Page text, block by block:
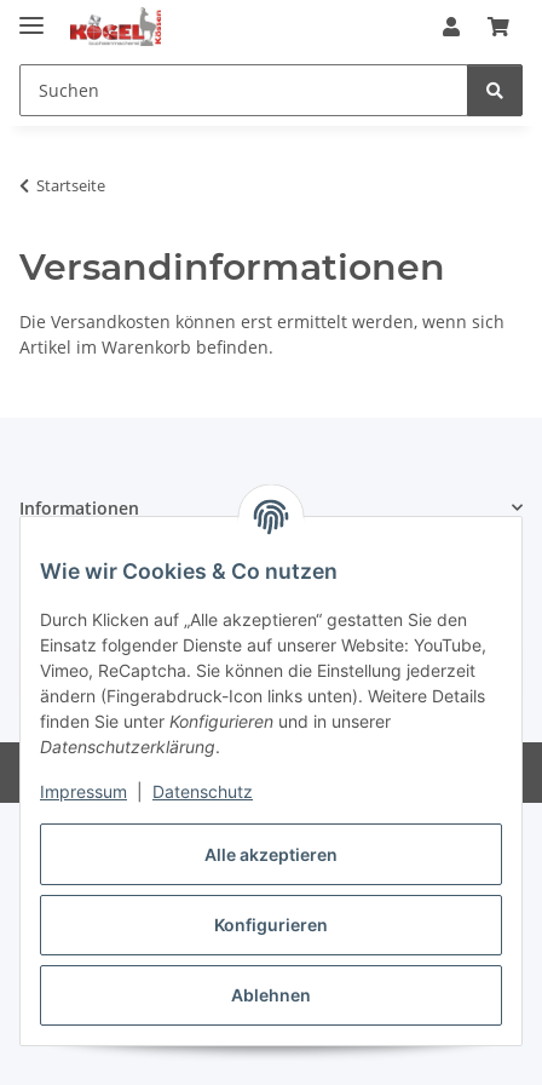
Alle akzeptieren
Konfigurieren
Ablehnen
Wie wir Cookies & Co nutzen
Durch Klicken auf „Alle akzeptieren“ gestatten Sie den
Einsatz folgender Dienste auf unserer Website: YouTube,
Vimeo, ReCaptcha. Sie können die Einstellung jederzeit
ändern (Fingerabdruck-Icon links unten). Weitere Details
finden Sie unter Konfigurieren und in unserer
Datenschutzerklärung.
Impressum Datenschutz
Startseite
Versandinformationen
Die Versandkosten können erst ermittelt werden, wenn sich
Artikel im Warenkorb befinden.
Informationen
Gesetzliche Informationen
Vertrag widerrufen
* Alle Preise inkl. gesetzlicher USt., zzgl. Versand